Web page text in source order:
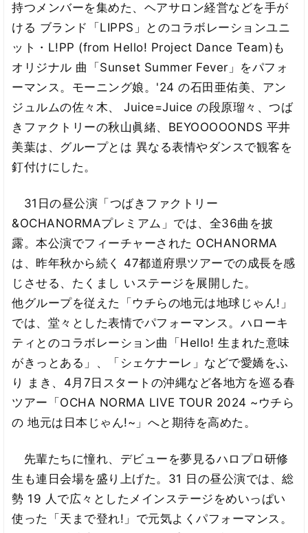
持つメンバーを集めた、ヘアサロン経営などを手が
ける ブランド「LIPPS」とのコラボレーションユニ
ット・L!PP (from Hello! Project Dance Team)も
オリジナル 曲「Sunset Summer Fever」をパフォ
ーマンス。モーニング娘。'24 の石田亜佑美、アン
ジュルムの佐々木、 Juice=Juice の段原瑠々、つば
きファクトリーの秋山眞緒、BEYOOOOONDS 平井
美葉は、グループとは 異なる表情やダンスで観客を
釘付けにした。
31日の昼公演「つばきファクトリー
&OCHANORMAプレミアム」では、全36曲を披
露。本公演でフィーチャーされた OCHANORMA
は、昨年秋から続く 47都道府県ツアーでの成長を感
じさせる、たくまし いステージを展開した。
他グループを従えた「ウチらの地元は地球じゃん!」
では、堂々とした表情でパフォーマンス。ハローキ
ティとのコラボレーション曲「Hello! 生まれた意味
がきっとある」、「シェケナーレ」などで愛嬌をふ
り まき、4月7日スタートの沖縄など各地方を巡る春
ツアー「OCHA NORMA LIVE TOUR 2024 ~ウチら
の 地元は日本じゃん!~」へと期待を高めた。
先輩たちに憧れ、デビューを夢見るハロプロ研修
生も連日会場を盛り上げた。31 日の昼公演では、総
勢 19 人で広々としたメインステージをめいっぱい
使った「天まで登れ!」で元気よくパフォーマンス。